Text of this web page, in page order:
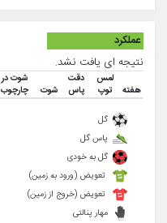
عملکرد
نتیجه ای یافت نشد.
هفته
لمس
توپ
دقت
پاس
شوت
شوت در
چارچوب
گل
پاس گل
گل به خودی
تعویض (ورود به زمین)
تعویض (خروج از زمین)
مهار پنالتی